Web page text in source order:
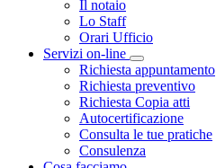
Il notaio
Lo Staff
Orari Ufficio
Servizi on-line
Visualizza
Richiesta appuntamento
Richiesta preventivo
Richiesta Copia atti
Autocertificazione
Consulta le tue pratiche
Consulenza